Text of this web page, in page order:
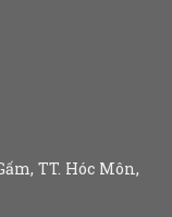
TT. Hóc Môn,